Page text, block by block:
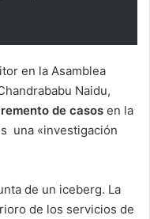
en la Asamblea
Naidu,
de casos en la
una «investigación
de un iceberg. La
de los servicios de